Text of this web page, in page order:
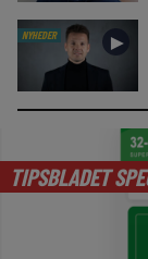
NYHEDER ►
TIPSBLADET